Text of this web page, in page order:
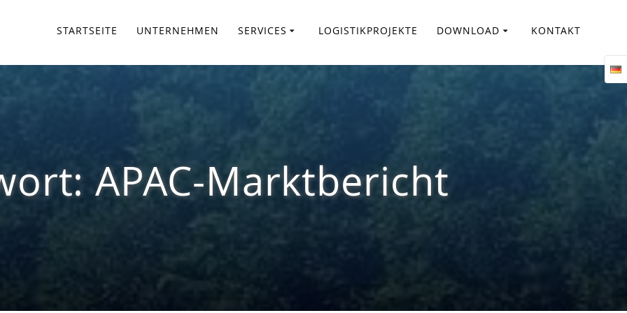
STARTSEITE UNTERNEHMEN SERVICES LOGISTIKPROJEKTE DOWNLOAD KONTAKT
APAC-Marktbericht